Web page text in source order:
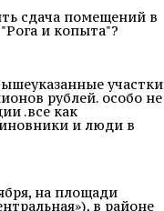
сдача помещений в
и копыта"?
участки
рублей. особо не
.все как
и люди в
на площади
в районе